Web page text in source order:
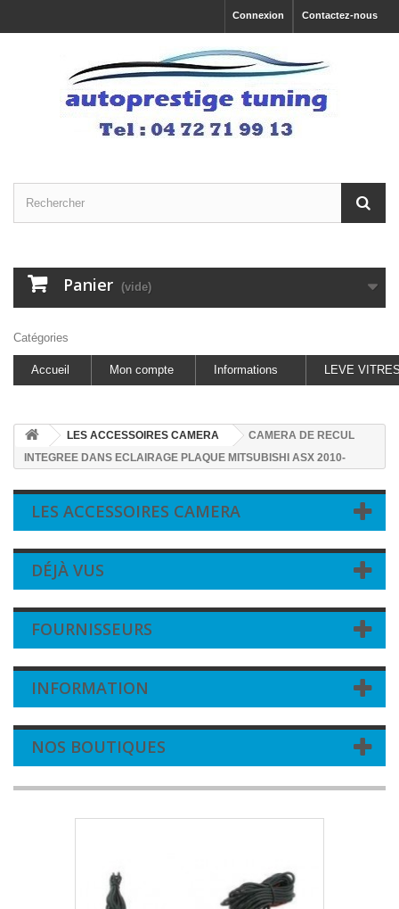
Contactez-nous
Connexion
Panier (vide)
Catégories
Accueil Mon compte Informations LEVE
LES ACCESSOIRES CAMERA
CAMERA DE RECUL
INTEGREE DANS ECLAIRAGE PLAQUE MITSUBISHI ASX 2010-
LES ACCESSOIRES CAMERA
DÉJÀ VUS
FOURNISSEURS
INFORMATION
NOS BOUTIQUES